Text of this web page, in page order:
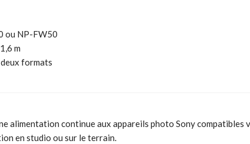
ou NP-FW50
m
formats
alimentation continue aux appareils photo Sony compatibles
en studio ou sur le terrain.